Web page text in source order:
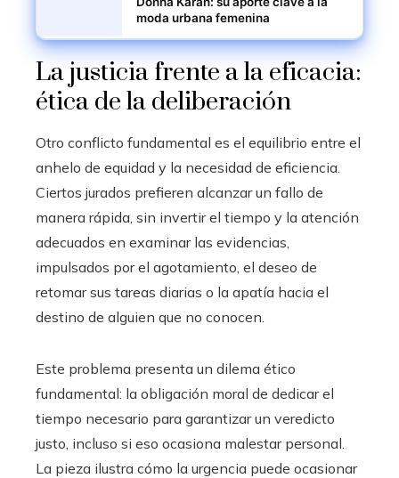
moda urbana femenina
La justicia frente a la eficacia:
ética de la deliberación
Otro conflicto fundamental es el equilibrio entre el
anhelo de equidad y la necesidad de eficiencia.
Ciertos jurados prefieren alcanzar un fallo de
manera rápida, sin invertir el tiempo y la atención
adecuados en examinar las evidencias,
impulsados por el agotamiento, el deseo de
retomar sus tareas diarias o la apatía hacia el
destino de alguien que no conocen.
Este problema presenta un dilema ético
fundamental: la obligación moral de dedicar el
tiempo necesario para garantizar un veredicto
justo, incluso si eso ocasiona malestar personal.
La pieza ilustra cómo la urgencia puede ocasionar